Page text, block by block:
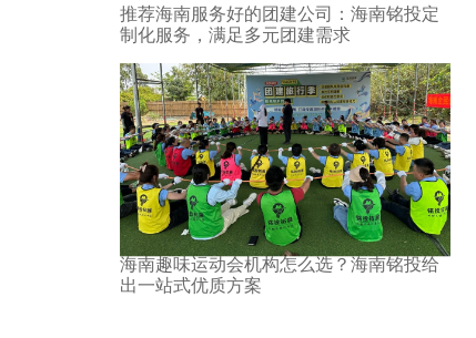
推荐海南服务好的团建公司：海南铭投定
制化服务，满足多元团建需求
海南趣味运动会机构怎么选？海南铭投给
出一站式优质方案